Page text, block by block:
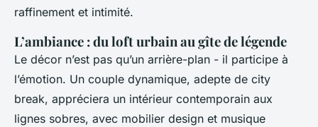
raffinement et intimité.
L’ambiance : du loft urbain au gîte de légende
Le décor n’est pas qu’un arrière-plan - il participe à
l’émotion. Un couple dynamique, adepte de city
break, appréciera un intérieur contemporain aux
lignes sobres, avec mobilier design et musique